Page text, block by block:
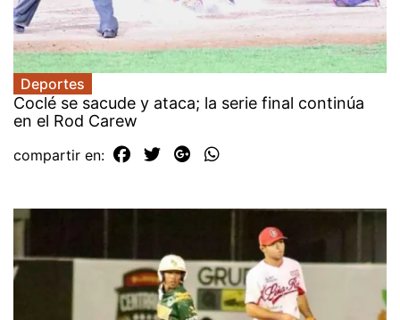
Deportes
Coclé se sacude y ataca; la serie final continúa
en el Rod Carew
compartir en: